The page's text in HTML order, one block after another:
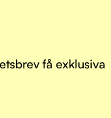
få exklusiva